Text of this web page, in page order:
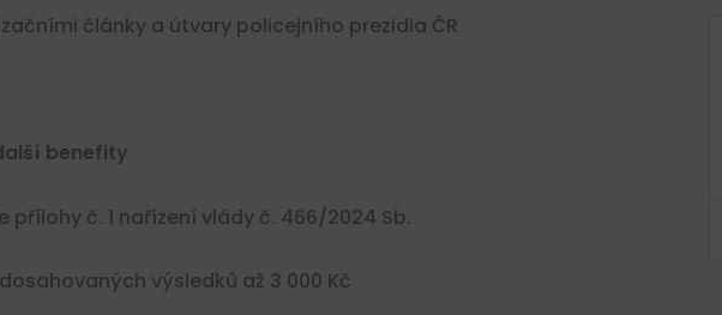
články a útvary policejního prezidia ČR
benefity
přílohy č. 1 nařízení vlády č. 466/2024 Sb.
výsledků až 3 000 Kč
Plný úvazek